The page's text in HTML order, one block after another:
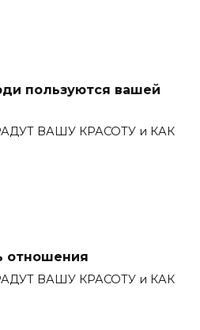
пользуются вашей
ВАШУ КРАСОТУ и КАК
отношения
ВАШУ КРАСОТУ и КАК